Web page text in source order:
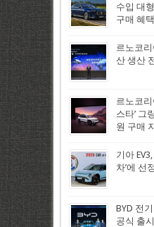
수입 대
구매 혜
르노코
산 생산
르노코리
스타’ 그
원 구매
기아
차’에 선정
BYD 전
공식 출